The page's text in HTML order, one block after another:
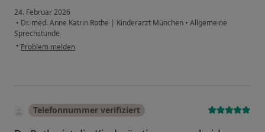
24. Februar 2026
• Dr. med. Anne Katrin Rothe | Kinderarzt München • Allgemeine
Sprechstunde
• Problem melden
Telefonnummer verifiziert